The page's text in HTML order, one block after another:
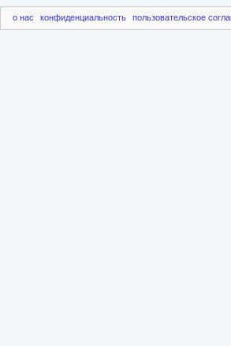
о нас конфиденциальность пользовательское